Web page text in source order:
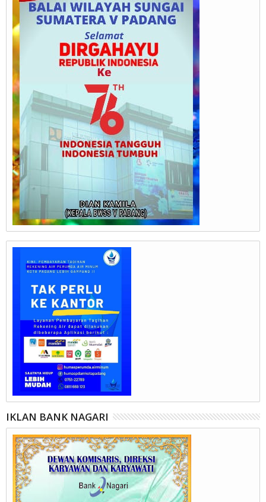
IKLAN BANK NAGARI